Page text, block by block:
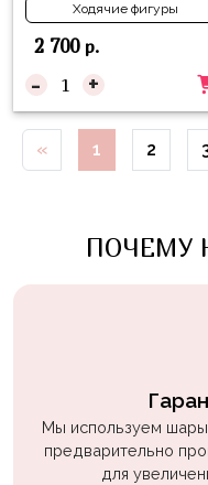
Ходячие фигуры
2 700р.
- +
« 1 2
ПОЧЕМУ
Мы используем
предварительно
для
Животные
Тема
Звёздные
Трансформеры
Супергерои